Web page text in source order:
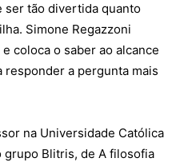
ser tão divertida quanto
Simone Regazzoni
coloca o saber ao alcance
a pergunta mais
na Universidade Católica
grupo Blitris, de A filosofia